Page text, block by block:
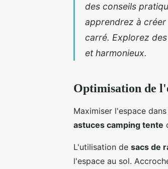
des conseils
apprendrez à
carré. Explorez
et harmonieux.
Optimisation de
Maximiser l'espace
astuces camping tente
L'utilisation de sacs de
l'espace au sol.